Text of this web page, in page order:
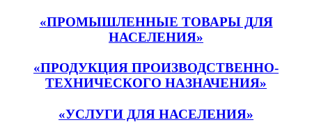
«ПРОМЫШЛЕННЫЕ ТОВАРЫ ДЛЯ
НАСЕЛЕНИЯ»
«ПРОДУКЦИЯ ПРОИЗВОДСТВЕННО-
ТЕХНИЧЕСКОГО НАЗНАЧЕНИЯ»
«УСЛУГИ ДЛЯ НАСЕЛЕНИЯ»